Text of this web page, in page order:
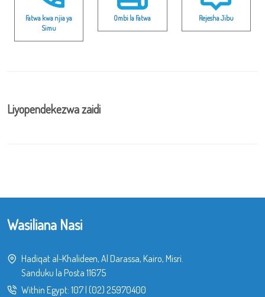
Fatwa kwa njia ya
Simu
Ombi la Fatwa Rejesha Jibu
Liyopendekezwa zaidi
Wasiliana Nasi
Hadiqat al-Khalideen, Al Darassa, Kairo, Misri.
Sanduku la Posta 11675
Within Egypt: 107| (02) 25970400